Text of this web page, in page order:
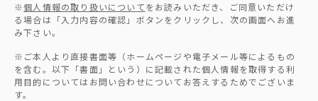
※個人情報の取り扱いについてをお読みいただき、ご同意いただけ
る場合は「入力内容の確認」ボタンをクリックし、次の画面へお進
み下さい。
※ご本人より直接書面等（ホームページや電子メール等によるもの
を含む。以下「書面」という）に記載された個人情報を取得する利
用目的についてはお問い合わせについてお答えするためでございま
す。